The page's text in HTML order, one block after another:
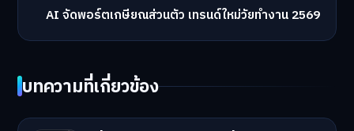
AI จัดพอร์ตเกษียณส่วนตัว เทรนด์ใหม่วัยทำงาน 2569
บทความที่เกี่ยวข้อง